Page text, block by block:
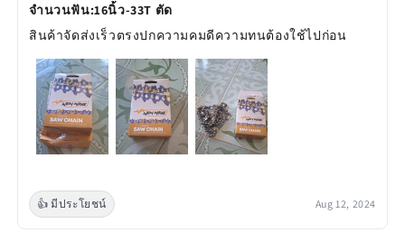
จำนวนฟัน:16นิ้ว-33T ตัด
สินค้าจัดส่งเร็วตรงปกความคมดีความทนต้องใช้ไปก่อน
👍 มีประโยชน์ Aug 12, 2024